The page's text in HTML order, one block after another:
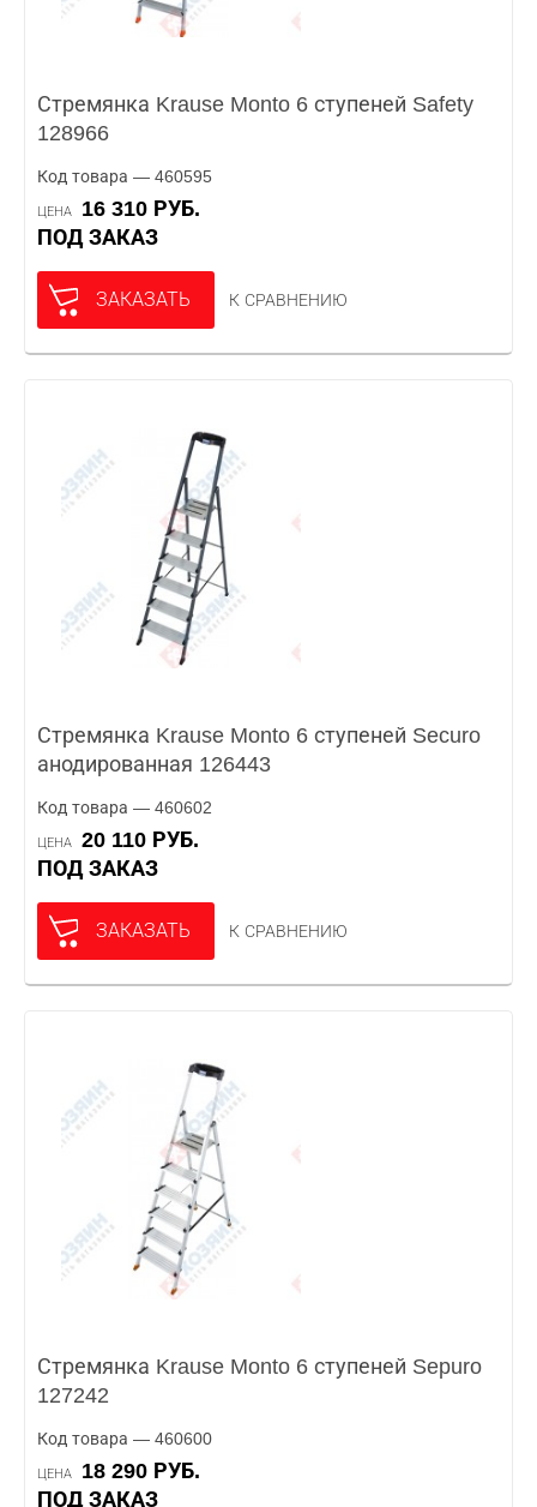
Стремянка Krause Monto 6 ступеней Safety
128966
Код товара — 460595
ЦЕНА
16 310 РУБ.
ПОД ЗАКАЗ
ЗАКАЗАТЬ К СРАВНЕНИЮ
Стремянка Krause Monto 6 ступеней Securo
анодированная 126443
Код товара — 460602
ЦЕНА
20 110 РУБ.
ПОД ЗАКАЗ
ЗАКАЗАТЬ К СРАВНЕНИЮ
Стремянка Krause Monto 6 ступеней Sepuro
127242
Код товара — 460600
ЦЕНА
18 290 РУБ.
ПОД ЗАКАЗ